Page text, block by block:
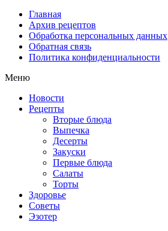
Главная
Архив рецептов
Обработка персональных данных
Обратная связь
Политика конфиденциальности
Меню
Новости
Рецепты
Вторые блюда
Выпечка
Десерты
Закуски
Первые блюда
Салаты
Торты
Здоровье
Советы
Эзотер